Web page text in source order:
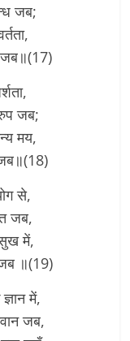
जब;
जब॥(17)
जब;
मय,
से,
जब,
में,
॥(19)
में,
जब,